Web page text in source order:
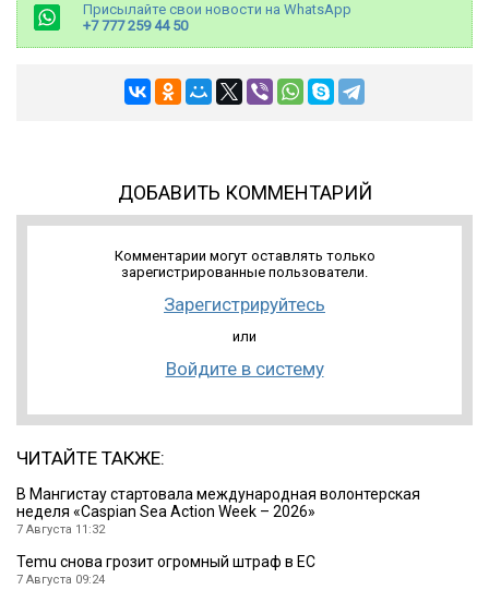
Присылайте свои новости на WhatsApp
+7 777 259 44 50
ДОБАВИТЬ КОММЕНТАРИЙ
Комментарии могут оставлять только
зарегистрированные пользователи.
Зарегистрируйтесь
или
Войдите в систему
ЧИТАЙТЕ ТАКЖЕ:
B Мангистау стартовала международная волонтерская
неделя «Caspian Sea Action Week – 2026»
7 Августа 11:32
Temu снова грозит огромный штраф в ЕС
7 Августа 09:24